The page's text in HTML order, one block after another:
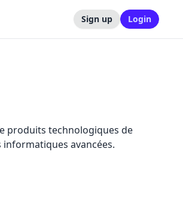
Sign up Login
produits technologiques de
avancées.